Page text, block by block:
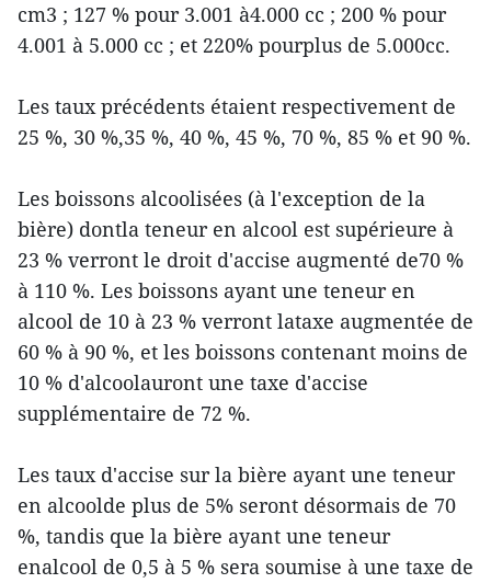
cm3 ; 127 % pour 3.001 à4.000 cc ; 200 % pour
4.001 à 5.000 cc ; et 220% pourplus de 5.000cc.
Les taux précédents étaient respectivement de
25 %, 30 %,35 %, 40 %, 45 %, 70 %, 85 % et 90 %.
Les boissons alcoolisées (à l'exception de la
bière) dontla teneur en alcool est supérieure à
23 % verront le droit d'accise augmenté de70 %
à 110 %. Les boissons ayant une teneur en
alcool de 10 à 23 % verront lataxe augmentée de
60 % à 90 %, et les boissons contenant moins de
10 % d'alcoolauront une taxe d'accise
supplémentaire de 72 %.
Les taux d'accise sur la bière ayant une teneur
en alcoolde plus de 5% seront désormais de 70
%, tandis que la bière ayant une teneur
enalcool de 0,5 à 5 % sera soumise à une taxe de